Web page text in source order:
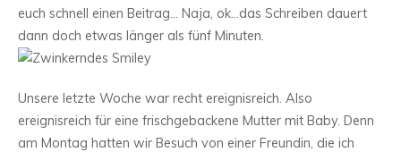
euch schnell einen Beitrag… Naja, ok…das Schreiben dauert
dann doch etwas länger als fünf Minuten.
Unsere letzte Woche war recht ereignisreich. Also
ereignisreich für eine frischgebackene Mutter mit Baby. Denn
am Montag hatten wir Besuch von einer Freundin, die ich